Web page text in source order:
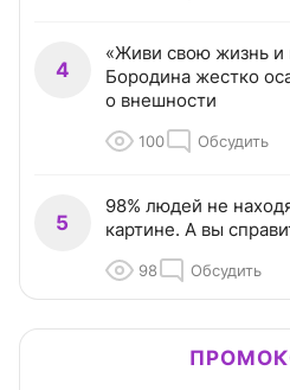
4
«Живи свою жизнь и
Бородина жестко
о внешности
100 Обсудить
5
98% людей не
картине. А вы
98 Обсудить